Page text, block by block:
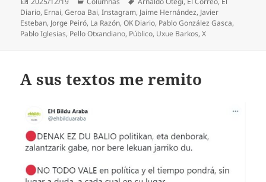
el
Diario, Ernai,Geroa Bai,Instagram, Jaime Hernández, Javier
Esteban, Jorge Peiró, La Razón,OK Diario, Pablo González Gasca,
Pablo Iglesias, Pello Otxandiano, Público, Uxue Barkos,X
A sus textos me remito